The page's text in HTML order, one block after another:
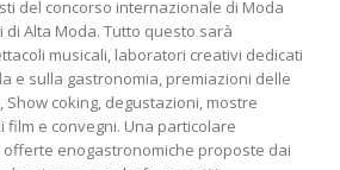
del concorso internazionale di Moda
di Alta Moda. Tutto questo sarà
musicali, laboratori creativi dedicati
e sulla gastronomia, premiazioni delle
Show coking, degustazioni, mostre
film e convegni. Una particolare
enogastronomiche proposte dai